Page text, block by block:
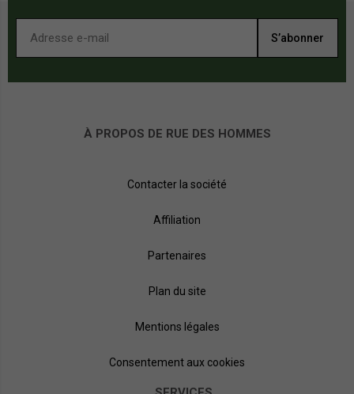
S’abonner
À PROPOS DE RUE DES HOMMES
Contacter la société
Affiliation
Partenaires
Plan du site
Mentions légales
Consentement aux cookies